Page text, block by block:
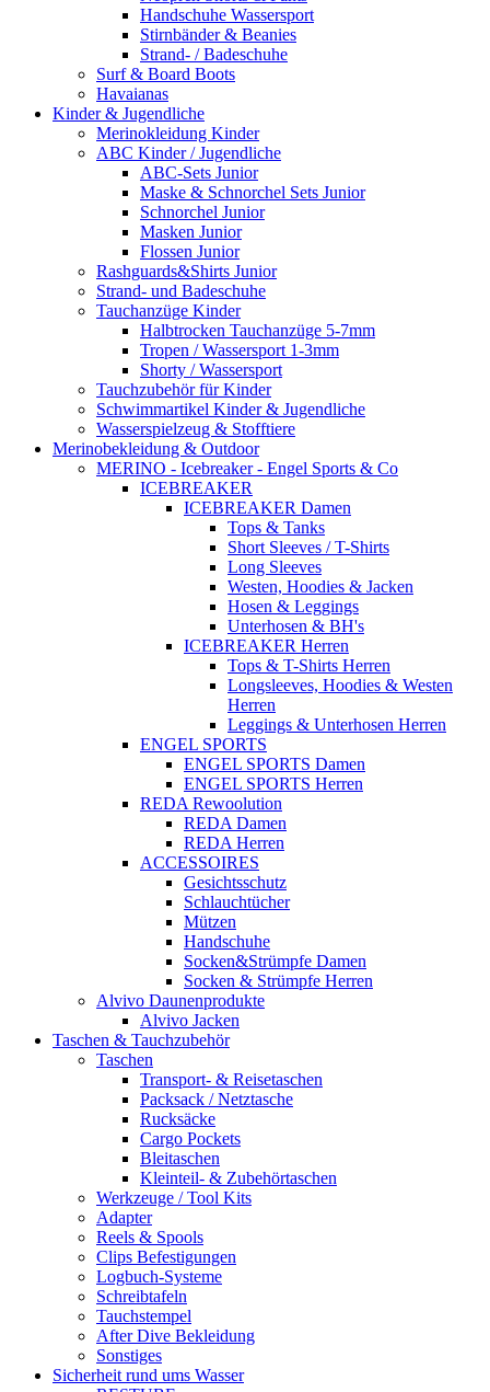
Handschuhe Wassersport
Stirnbänder & Beanies
Strand- / Badeschuhe
Surf & Board Boots
Havaianas
Kinder & Jugendliche
Merinokleidung Kinder
ABC Kinder / Jugendliche
ABC-Sets Junior
Maske & Schnorchel Sets Junior
Schnorchel Junior
Masken Junior
Flossen Junior
Rashguards&Shirts Junior
Strand- und Badeschuhe
Tauchanzüge Kinder
Halbtrocken Tauchanzüge 5-7mm
Tropen / Wassersport 1-3mm
Shorty / Wassersport
Tauchzubehör für Kinder
Schwimmartikel Kinder & Jugendliche
Wasserspielzeug & Stofftiere
Merinobekleidung & Outdoor
MERINO - Icebreaker - Engel Sports & Co
ICEBREAKER
ICEBREAKER Damen
Tops & Tanks
Short Sleeves / T-Shirts
Long Sleeves
Westen, Hoodies & Jacken
Hosen & Leggings
Unterhosen & BH's
ICEBREAKER Herren
Tops & T-Shirts Herren
Longsleeves, Hoodies & Westen
Herren
Leggings & Unterhosen Herren
ENGEL SPORTS
ENGEL SPORTS Damen
ENGEL SPORTS Herren
REDA Rewoolution
REDA Damen
REDA Herren
ACCESSOIRES
Gesichtsschutz
Schlauchtücher
Mützen
Handschuhe
Socken&Strümpfe Damen
Socken & Strümpfe Herren
Alvivo Daunenprodukte
Alvivo Jacken
Taschen & Tauchzubehör
Taschen
Transport- & Reisetaschen
Packsack / Netztasche
Rucksäcke
Cargo Pockets
Bleitaschen
Kleinteil- & Zubehörtaschen
Werkzeuge / Tool Kits
Adapter
Reels & Spools
Clips Befestigungen
Logbuch-Systeme
Schreibtafeln
Tauchstempel
After Dive Bekleidung
Sonstiges
Sicherheit rund ums Wasser